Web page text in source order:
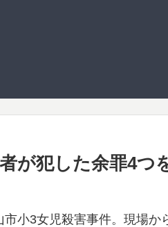
が犯した余罪4つ
市小3女児殺害事件。現場